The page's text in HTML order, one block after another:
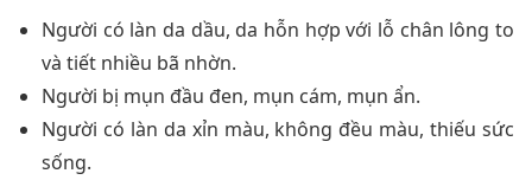
Người có làn da dầu, da hỗn hợp với lỗ chân lông to
và tiết nhiều bã nhờn.
Người bị mụn đầu đen, mụn cám, mụn ẩn.
Người có làn da xỉn màu, không đều màu, thiếu sức
sống.